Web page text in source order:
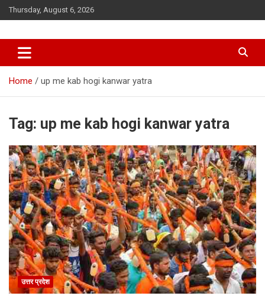
Skip
to
Thursday, August 6, 2026
Home up me kab hogi kanwar yatra
Tag: up me kab hogi kanwar yatra
उत्तर प्रदेश